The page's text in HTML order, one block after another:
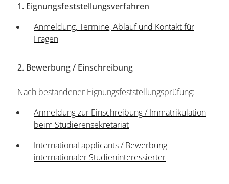
1. Eignungsfeststellungsverfahren
Anmeldung, Termine, Ablauf und Kontakt für
Fragen
2. Bewerbung / Einschreibung
Nach bestandener Eignungsfeststellungsprüfung:
Anmeldung zur Einschreibung / Immatrikulation
beim Studierensekretariat
International applicants / Bewerbung
internationaler Studieninteressierter